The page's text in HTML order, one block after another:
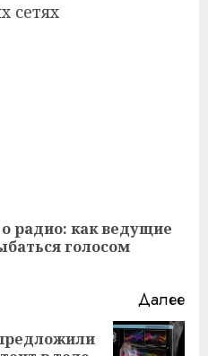
сетях
радио: как ведущие
голосом
Далее